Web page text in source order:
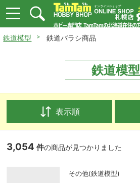
鉄道模型 鉄道バラシ商品
鉄道模型
表示順
3,054 件の商品が見つかりました
その他(鉄道模型)